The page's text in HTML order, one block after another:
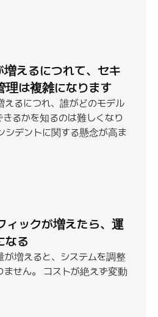
えるにつれて、セキ
理は複雑になります
るにつれ、誰がどのモデル
るかを知るのは難しくなり
シデントに関する懸念が高ま
ィックが増えたら、運
なる
が増えると、システムを調整
せん。
コストが絶えず変動